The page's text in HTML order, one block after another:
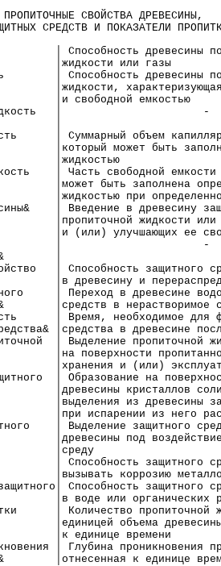
СВОЙСТВА ДРЕВЕСИНЫ,
СРЕДСТВ И ПОКАЗАТЕЛИ
│ Способность древесины
│жидкости или газы
│ Способность древесины
│жидкости,
│и свободной емкостью
жидкость   │                      -
│
│ Суммарный объем
│который может быть
│жидкостью
│ Часть свободной емкости
│может быть заполнена
│жидкостью при
│ Введение в древесину
│пропиточной жидкости или
│и (или) улучшающих ее
│                      -
│
│ Способность защитного
│в древесину и
│ Переход в древесине
│средств в нерастворимое
│ Время, необходимое для
│средства в древесине
│ Выделение пропиточной
│на поверхности
│хранения и (или)
│ Образование на
│древесины кристаллов соли
│выделения из древесины
│при испарении из него
│ Выделение защитного
│древесины под
│среду
│ Способность защитного
│вызывать коррозию
Способность защитного
│в воде или органических
│ Количество пропиточной
│единицей объема
│к единице времени
│ Глубина проникновения
│отнесенная к единице